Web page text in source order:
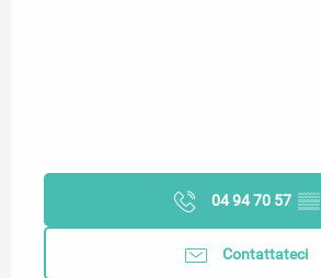
04 94 70 57 ▒▒
Contattateci